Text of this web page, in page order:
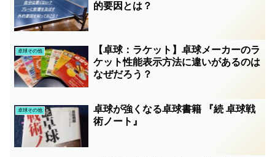
的要因とは？
卓球その他
【卓球：ラケット】卓球メーカーのラ
ケット性能表示方法に違いがあるのは
なぜだろう？
卓球その他
卓球が強くなる卓球書籍 『続 卓球戦
術ノート』